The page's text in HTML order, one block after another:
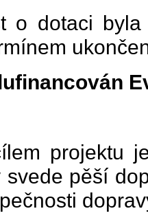
o dotaci
projektu
svede pěší